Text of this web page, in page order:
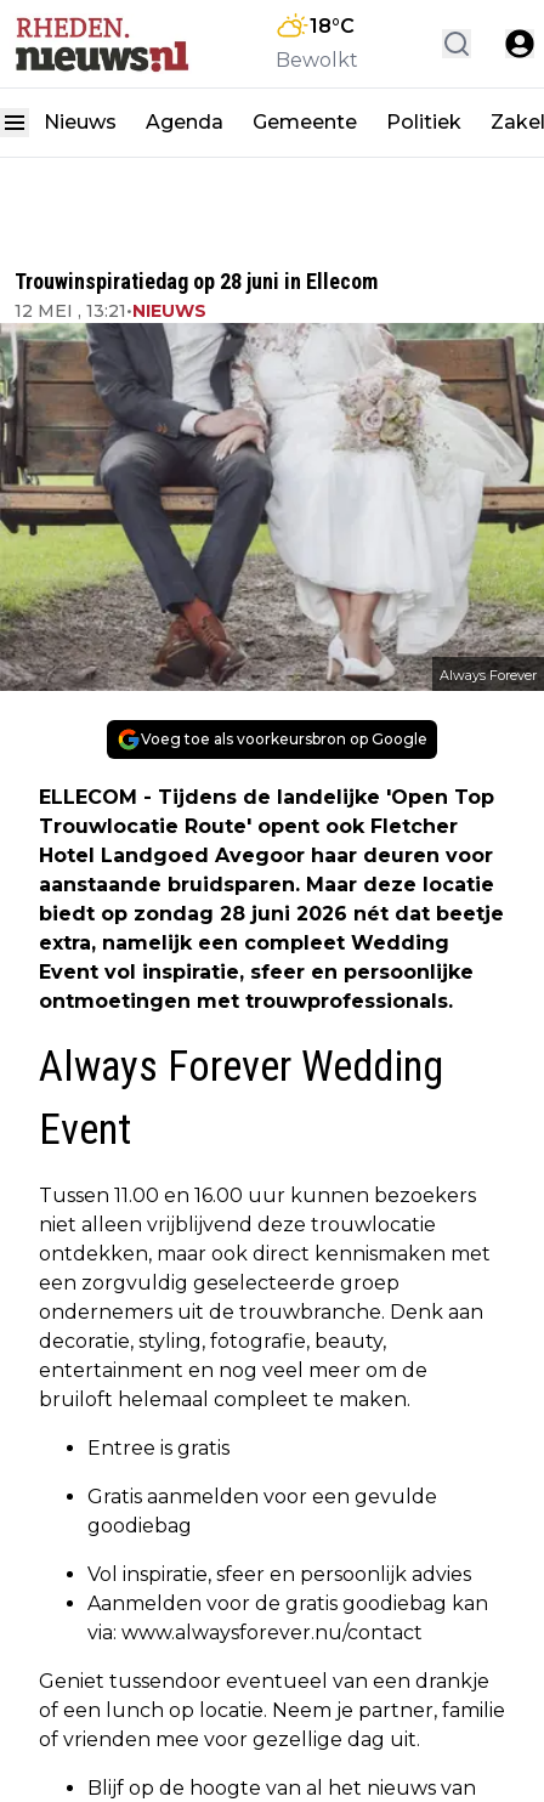
18°C
Bewolkt
Nieuws Agenda Gemeente Politiek
Trouwinspiratiedag op 28 juni in Ellecom
12 MEI , 13:21•NIEUWS
Always Forever
Voeg toe als voorkeursbron op Google
ELLECOM - Tijdens de landelijke 'Open Top
Trouwlocatie Route' opent ook Fletcher
Hotel Landgoed Avegoor haar deuren voor
aanstaande bruidsparen. Maar deze locatie
biedt op zondag 28 juni 2026 nét dat beetje
extra, namelijk een compleet Wedding
Event vol inspiratie, sfeer en persoonlijke
ontmoetingen met trouwprofessionals.
Always Forever Wedding
Event
Tussen 11.00 en 16.00 uur kunnen bezoekers
niet alleen vrijblijvend deze trouwlocatie
ontdekken, maar ook direct kennismaken met
een zorgvuldig geselecteerde groep
ondernemers uit de trouwbranche. Denk aan
decoratie, styling, fotografie, beauty,
entertainment en nog veel meer om de
bruiloft helemaal compleet te maken.
Entree is gratis
Gratis aanmelden voor een gevulde
goodiebag
Vol inspiratie, sfeer en persoonlijk advies
Aanmelden voor de gratis goodiebag kan
via: www.alwaysforever.nu/contact
Geniet tussendoor eventueel van een drankje
of een lunch op locatie. Neem je partner, familie
of vrienden mee voor gezellige dag uit.
Blijf op de hoogte van al het nieuws van